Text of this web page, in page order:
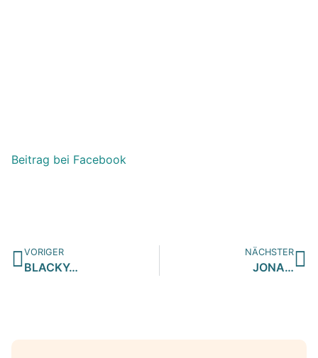
Beitrag bei Facebook
VORIGER
BLACKY…
NÄCHSTER
JONA…